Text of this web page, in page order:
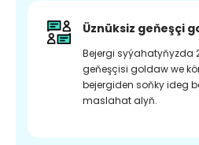
Üznüksiz geňeşçi
Bejergi syýahatyňyzda
geňeşçisi goldaw we
bejergiden soňky ideg
maslahat alyň.